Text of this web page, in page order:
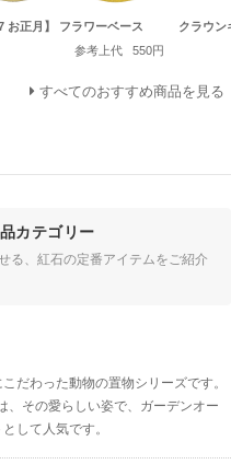
お正月】 フラワーベース
参考上代
550円
クラウン
すべてのおすすめ商品を見る
カテゴリー
る、紅石の定番アイテムをご紹介
だわった動物の置物シリーズです。
、その愛らしい姿で、ガーデンオー
して人気です。